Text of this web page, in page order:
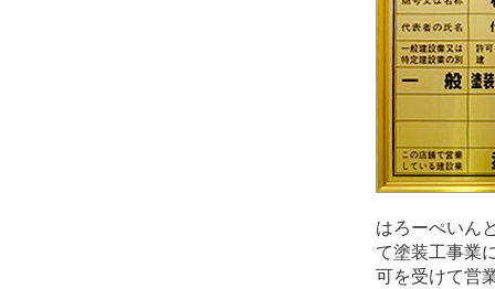
はろーぺいん
て塗装工事業
可を受けて営